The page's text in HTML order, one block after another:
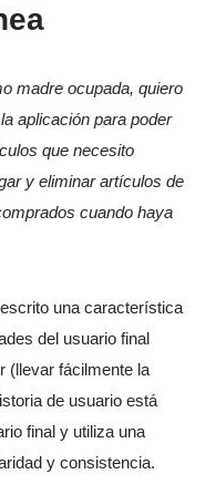
madre ocupada, quiero
aplicación para poder
que necesito
y eliminar artículos de
cuando haya
una característica
del usuario final
(llevar fácilmente la
de usuario está
final y utiliza una
y consistencia.